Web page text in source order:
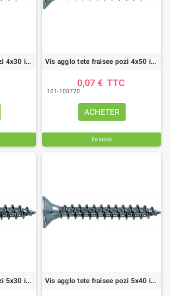
Vis agglo tete fraisee pozi 4x30 inox a2 (boite de 200) Vis agglo tete fraisee pozi 4x50 inox a2 (boite de 100)
0,07 € TTC
101-108770
ACHETER
En stock
Vis agglo tete fraisee pozi 5x30 inox a2 (boite de 100) Vis agglo tete fraisee pozi 5x40 inox a2 (boite de 100)